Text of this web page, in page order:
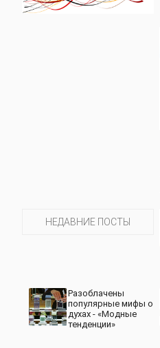
НЕДАВНИЕ ПОСТЫ
Разоблачены
популярные мифы о
духах - «Модные
тенденции»